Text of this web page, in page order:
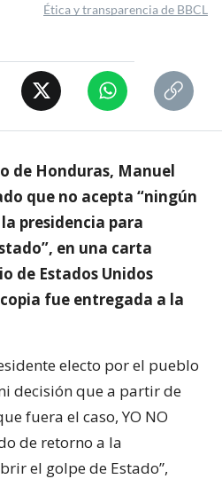
Ética y transparencia de BBCL
de Honduras, Manuel
que no acepta “ningún
presidencia para
en una carta
de Estados Unidos
fue entregada a la
electo por el pueblo
decisión que a partir de
fuera el caso, YO NO
de retorno a la
el golpe de Estado”,